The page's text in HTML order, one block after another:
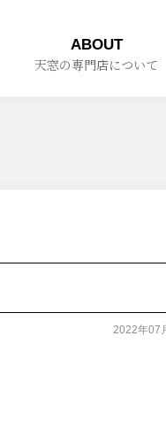
ABOUT
天窓の専門店について
2022年07